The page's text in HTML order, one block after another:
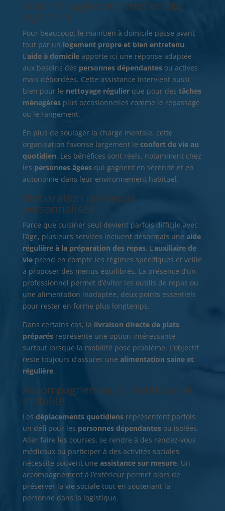
Aide ménagère et entretien du
logement
Pour beaucoup, le maintien à domicile passe avant
tout par un logement propre et bien entretenu.
L’aide à domicileapporte ici une réponse adaptée
aux besoins des personnes dépendantesou actives
mais débordées. Cette assistance intervient aussi
bien pour le nettoyage régulierque pour des tâches
ménagèresplus occasionnelles comme le repassage
ou le rangement.
En plus de soulager la charge mentale, cette
organisation favorise largement le confort de vie au
quotidien. Les bénéfices sont réels, notamment chez
les personnes âgéesqui gagnent en sérénité et en
autonomie dans leur environnement habituel.
Préparation des repas
personnalisée
Parce que cuisiner seul devient parfois difficile avec
l’âge, plusieurs services incluent désormais une aide
régulière à la préparation des repas. L’auxiliaire de
vieprend en compte les régimes spécifiques et veille
à proposer des menus équilibrés. La présence d’un
professionnel permet d’éviter les oublis de repas ou
une alimentation inadaptée, deux points essentiels
pour rester en forme plus longtemps.
Dans certains cas, la livraison directe de plats
préparésreprésente une option intéressante,
surtout lorsque la mobilité pose problème. L’objectif
reste toujours d’assurer une alimentation saine et
régulière.
Accompagnement à l’extérieur et
mobilité
Les déplacements quotidiensreprésentent parfois
un défi pour les personnes dépendantesou isolées.
Aller faire les courses, se rendre à des rendez-vous
médicaux ou participer à des activités sociales
nécessite souvent une assistance sur mesure. Un
accompagnement à l’extérieur permet alors de
préserver la vie sociale tout en soutenant la
personne dans la logistique.